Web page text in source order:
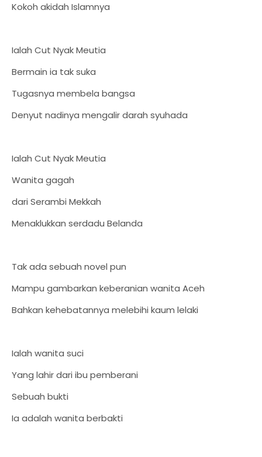
Kokoh akidah Islamnya
Ialah Cut Nyak Meutia
Bermain ia tak suka
Tugasnya membela bangsa
Denyut nadinya mengalir darah syuhada
Ialah Cut Nyak Meutia
Wanita gagah
dari Serambi Mekkah
Menaklukkan serdadu Belanda
Tak ada sebuah novel pun
Mampu gambarkan keberanian wanita Aceh
Bahkan kehebatannya melebihi kaum lelaki
Ialah wanita suci
Yang lahir dari ibu pemberani
Sebuah bukti
Ia adalah wanita berbakti